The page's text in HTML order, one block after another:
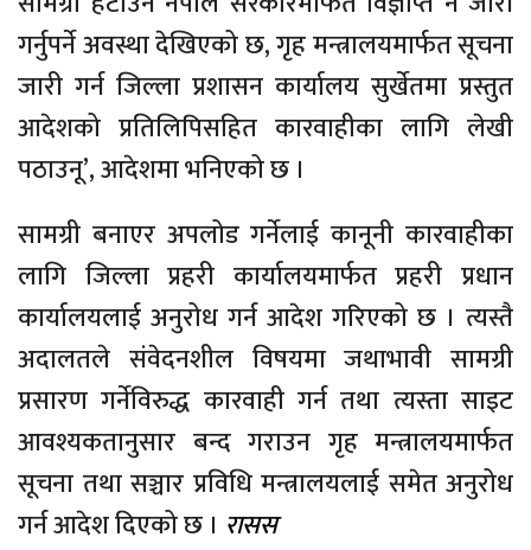
गर्नुपर्ने अवस्था देखिएको छ, गृह मन्त्रालयमार्फत सूचना
जारी गर्न जिल्ला प्रशासन कार्यालय सुर्खेतमा प्रस्तुत
आदेशको प्रतिलिपिसहित कारवाहीका लागि लेखी
पठाउनू’, आदेशमा भनिएको छ ।
सामग्री बनाएर अपलोड गर्नेलाई कानूनी कारवाहीका
लागि जिल्ला प्रहरी कार्यालयमार्फत प्रहरी प्रधान
कार्यालयलाई अनुरोध गर्न आदेश गरिएको छ । त्यस्तै
अदालतले संवेदनशील विषयमा जथाभावी सामग्री
प्रसारण गर्नेविरुद्ध कारवाही गर्न तथा त्यस्ता साइट
आवश्यकतानुसार बन्द गराउन गृह मन्त्रालयमार्फत
सूचना तथा सञ्चार प्रविधि मन्त्रालयलाई समेत अनुरोध
गर्न आदेश दिएको छ । रासस